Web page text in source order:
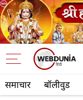
समाचार बॉलीवुड